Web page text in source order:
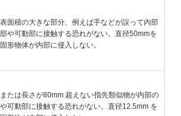
面積の大きな部分、例えば手などが誤って内部
や可動部に接触する恐れがない。直径50mmを
形物体が内部に侵入しない。
たは長さが80mm 超えない指先類似物が内部の
可動部に接触する恐れがない。直径12.5mm を